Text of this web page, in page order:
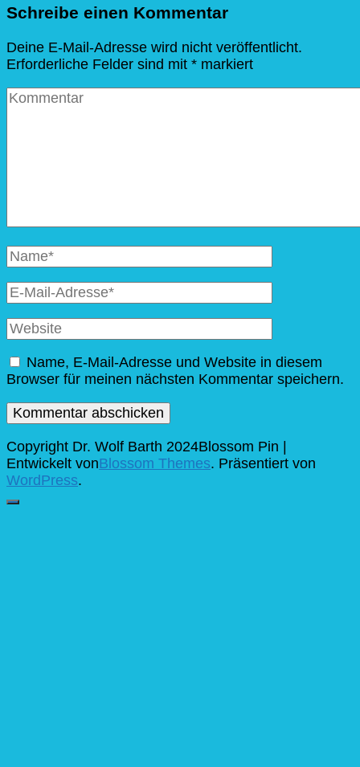
Schreibe einen Kommentar
Deine E-Mail-Adresse wird nicht veröffentlicht.
Erforderliche Felder sind mit * markiert
Kommentar
Vollständiger
Name
E-
Mail
Website
Name, E-Mail-Adresse und Website in diesem
Browser für meinen nächsten Kommentar speichern.
Copyright Dr. Wolf Barth 2024Blossom Pin |
Entwickelt vonBlossom Themes. Präsentiert von
WordPress.